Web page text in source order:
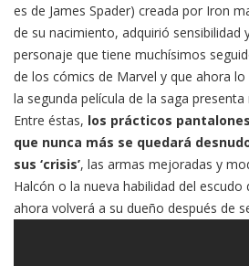
es de James Spader) creada por Iron
de su nacimiento, adquirió sensibilidad
personaje que tiene muchísimos
de los cómics de Marvel y que ahora
la segunda película de la saga
Entre éstas, los prácticos
que nunca más se quedará
sus ‘crisis’, las armas mejoradas y
Halcón o la nueva habilidad del escudo
ahora volverá a su dueño después de